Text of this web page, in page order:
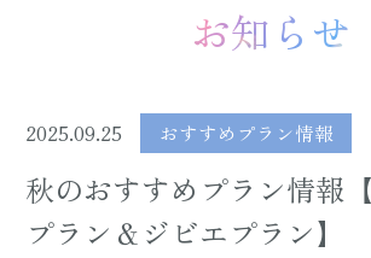
お知らせ
2025.09.25 おすすめプラン情報
秋のおすすめプラン情報
プラン＆ジビエプラン】